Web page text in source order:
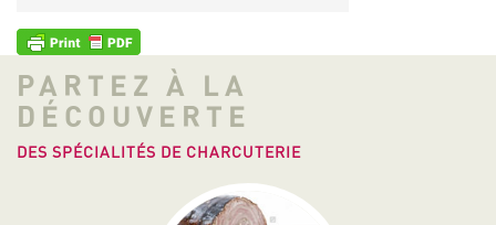
PARTEZ À LA
DÉCOUVERTE
DES SPÉCIALITÉS DE CHARCUTERIE